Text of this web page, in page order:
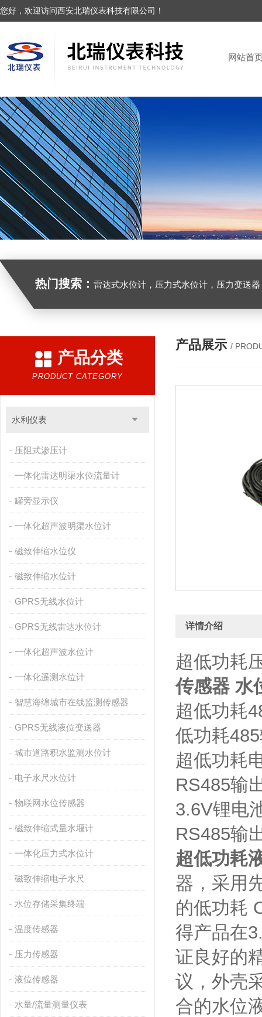
您好，欢迎访问西安北瑞仪表科技有限公司！
网站首
热门搜索： 雷达式水位计，压力式水位计，压力变送器
产品分类
PRODUCT CATEGORY
水利仪表
压阻式渗压计
一体化雷达明渠水位流量计
罐旁显示仪
一体化超声波明渠水位计
磁致伸缩水位仪
磁致伸缩水位计
GPRS无线水位计
GPRS无线雷达水位计
一体化超声波水位计
一体化遥测水位计
智慧海绵城市在线监测传感器
GPRS无线液位变送器
城市道路积水监测水位计
电子水尺水位计
物联网水位传感器
磁致伸缩式量水堰计
一体化压力式水位计
磁致伸缩电子水尺
水位存储采集终端
温度传感器
压力传感器
液位传感器
水量/流量测量仪表
产品展示 /
详情介绍
超低功
传感器 水
超低功耗
低功耗
超低功耗
RS485输
3.6V锂电
RS485输
超低功耗
器，采用
的低功耗
得产品在
证良好的
议，外壳
合的水位